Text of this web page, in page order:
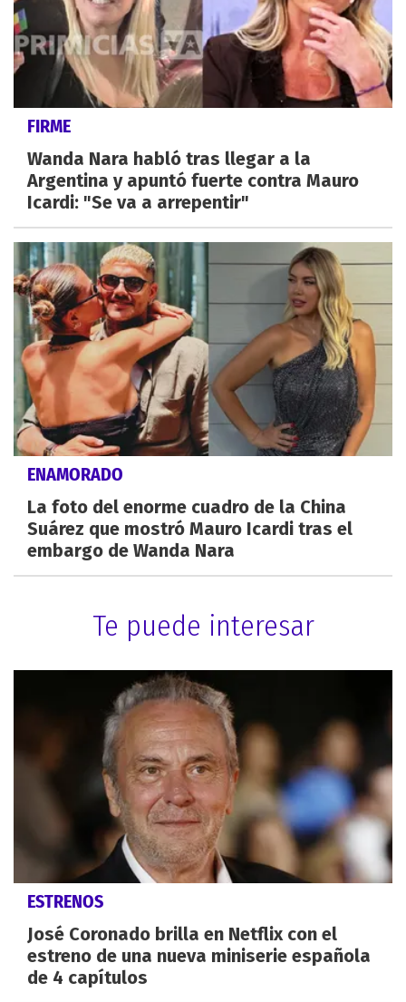
FIRME
Wanda Nara habló tras llegar a la
Argentina y apuntó fuerte contra Mauro
Icardi: "Se va a arrepentir"
ENAMORADO
La foto del enorme cuadro de la China
Suárez que mostró Mauro Icardi tras el
embargo de Wanda Nara
Te puede interesar
ESTRENOS
José Coronado brilla en Netflix con el
estreno de una nueva miniserie española
de 4 capítulos